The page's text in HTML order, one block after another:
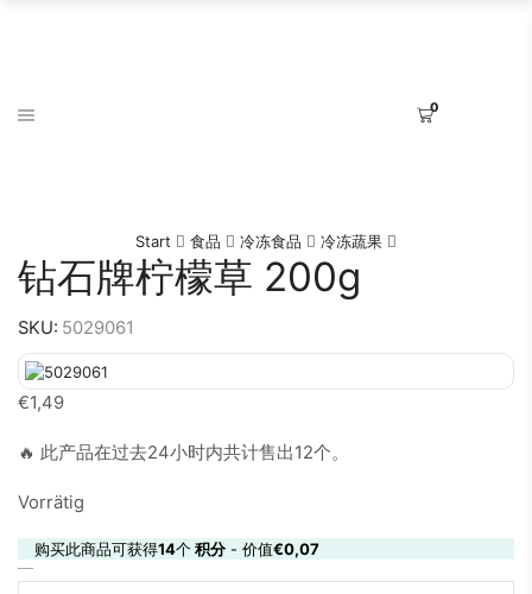
0
Start 食品 冷冻食品 冷冻蔬果
钻石牌柠檬草 200g
SKU: 5029061
€1,49
🔥 此产品在过去24小时内共计售出12个。
Vorrätig
购买此商品可获得14个积分- 价值€0,07